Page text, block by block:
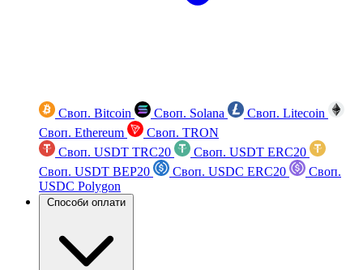
Своп. Bitcoin Своп. Solana
Своп. Litecoin
Своп. Ethereum
Своп. TRON
Своп. USDT TRC20
Своп. USDT ERC20
Своп. USDT BEP20
Своп. USDC ERC20
Своп.
USDC Polygon
Способи оплати